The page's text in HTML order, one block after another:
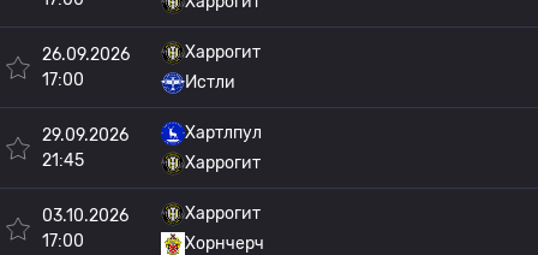
26.09.2026
17:00
Харрогит
Истли
29.09.2026
21:45
Хартлпул
Харрогит
03.10.2026
17:00
Харрогит
Хорнчерч